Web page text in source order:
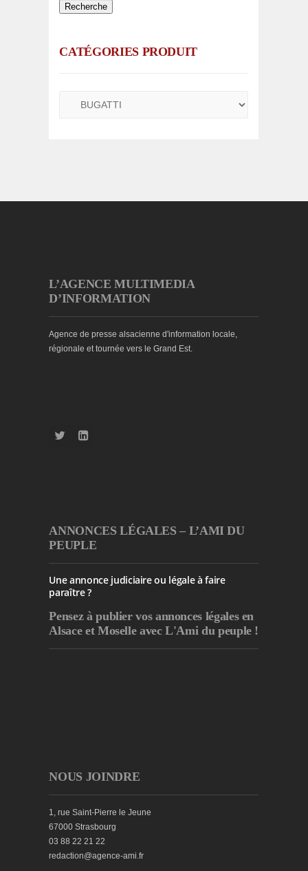
Recherche
CATÉGORIES PRODUIT
L’AGENCE MULTIMEDIA
D’INFORMATION
Agence de presse alsacienne d'information locale,
régionale et tournée vers le Grand Est.
ANNONCES LÉGALES – L’AMI DU
PEUPLE
Une annonce judiciaire ou légale à faire
paraître ?
Pensez à publiervos annonces légales en
Alsace et Moselle avec L'Ami du peuple !
NOUS JOINDRE
1, rue Saint-Pierre le Jeune
67000 Strasbourg
03 88 22 21 22
redaction@agence-ami.fr